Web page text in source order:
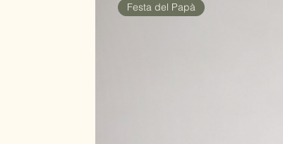
Festa del Papà